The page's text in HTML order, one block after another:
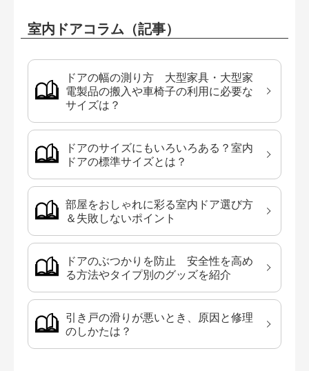
室内ドアコラム（記事）
ドアの幅の測り方 大型家具・大型家
電製品の搬入や車椅子の利用に必要な
サイズは？
ドアのサイズにもいろいろある？室内
ドアの標準サイズとは？
部屋をおしゃれに彩る室内ドア選び方
＆失敗しないポイント
ドアのぶつかりを防止 安全性を高め
る方法やタイプ別のグッズを紹介
引き戸の滑りが悪いとき、原因と修理
のしかたは？